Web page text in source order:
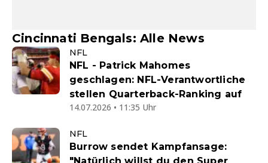
Cincinnati Bengals: Alle News
NFL
NFL - Patrick Mahomes
geschlagen: NFL-Verantwortliche
stellen Quarterback-Ranking auf
14.07.2026 • 11:35 Uhr
NFL
Burrow sendet Kampfansage: